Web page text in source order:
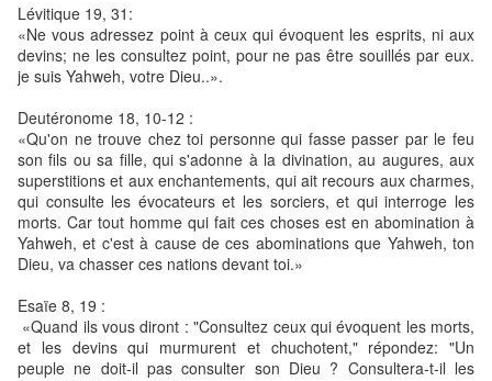
Lévitique 19, 31:
«Ne vous adressez point à ceux qui évoquent les esprits, ni aux
devins; ne les consultez point, pour ne pas être souillés par eux.
je suis Yahweh, votre Dieu..».
Deutéronome 18, 10-12 :
«Qu'on ne trouve chez toi personne qui fasse passer par le feu
son fils ou sa fille, qui s'adonne à la divination, au augures, aux
superstitions et aux enchantements, qui ait recours aux charmes,
qui consulte les évocateurs et les sorciers, et qui interroge les
morts. Car tout homme qui fait ces choses est en abomination à
Yahweh, et c'est à cause de ces abominations que Yahweh, ton
Dieu, va chasser ces nations devant toi.»
Esaïe 8, 19 :
«Quand ils vous diront : "Consultez ceux qui évoquent les morts,
et les devins qui murmurent et chuchotent," répondez: "Un
peuple ne doit-il pas consulter son Dieu ? Consultera-t-il les